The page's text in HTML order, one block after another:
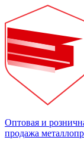
Оптовая и
продажа